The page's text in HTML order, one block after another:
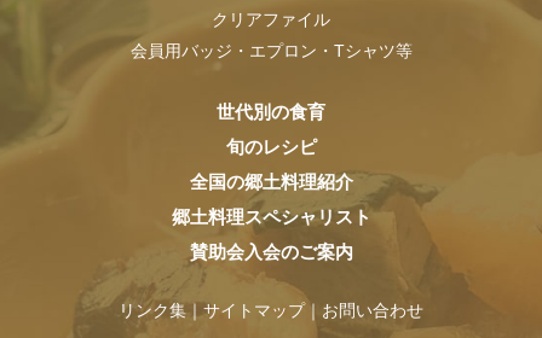
クリアファイル
会員用バッジ・エプロン・Tシャツ等
世代別の食育
旬のレシピ
全国の郷土料理紹介
郷土料理スペシャリスト
賛助会入会のご案内
リンク集 サイトマップ お問い合わせ